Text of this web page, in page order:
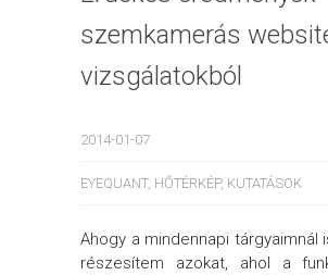
szemkamerás
vizsgálatokból
2014-01-07
EYEQUANT, HŐTÉRKÉP, KUTATÁSOK
Ahogy a mindennapi tárgyaimnál
részesítem azokat, ahol a